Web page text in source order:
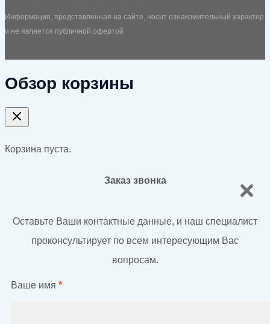
Информация, представленная на сайте, носит ознакомительный характер
и не является публичной офертой
Обзор корзины
Корзина пуста.
Заказ звонка
Оставьте Ваши контактные данные, и наш специалист
проконсультирует по всем интересующим Вас
вопросам.
Ваше имя *